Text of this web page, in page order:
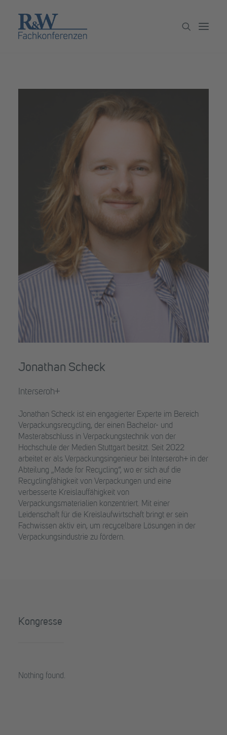
Partner werden
Newsletter
Jonathan Scheck
Interseroh+
Jonathan Scheck ist ein engagierter Experte im Bereich
Verpackungsrecycling, der einen Bachelor- und
Masterabschluss in Verpackungstechnik von der
Hochschule der Medien Stuttgart besitzt. Seit 2022
arbeitet er als Verpackungsingenieur bei Interseroh+ in der
Abteilung „Made for Recycling“, wo er sich auf die
Recyclingfähigkeit von Verpackungen und eine
verbesserte Kreislauffähigkeit von
Verpackungsmaterialien konzentriert. Mit einer
Leidenschaft für die Kreislaufwirtschaft bringt er sein
Fachwissen aktiv ein, um recycelbare Lösungen in der
Verpackungsindustrie zu fördern.
Kongresse
Nothing found.